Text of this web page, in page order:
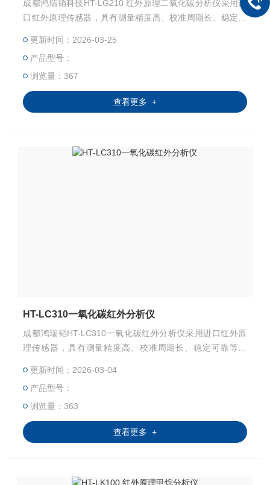
成都鸿瑞韬科技HT-LG210 红外原理二氧化碳分析仪采用进
口红外原理传感器，具有测量精度高、校准周期长、稳定可
损，无需维护；温度和压力补偿，消除温度和压力对测量精
度的影响
更新时间：2026-03-25
产品型号：
浏览量：367
查看更多 +
HT-LC310一氧化碳红外分析仪
成都鸿瑞韬HT-LC310一氧化碳红外分析仪采用进口红外原
理传感器，具有测量精度高、校准周期长、稳定可靠等特
维护
更新时间：2026-03-04
产品型号：
浏览量：363
查看更多 +